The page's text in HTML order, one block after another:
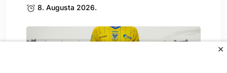
✕
8. Augusta 2026.